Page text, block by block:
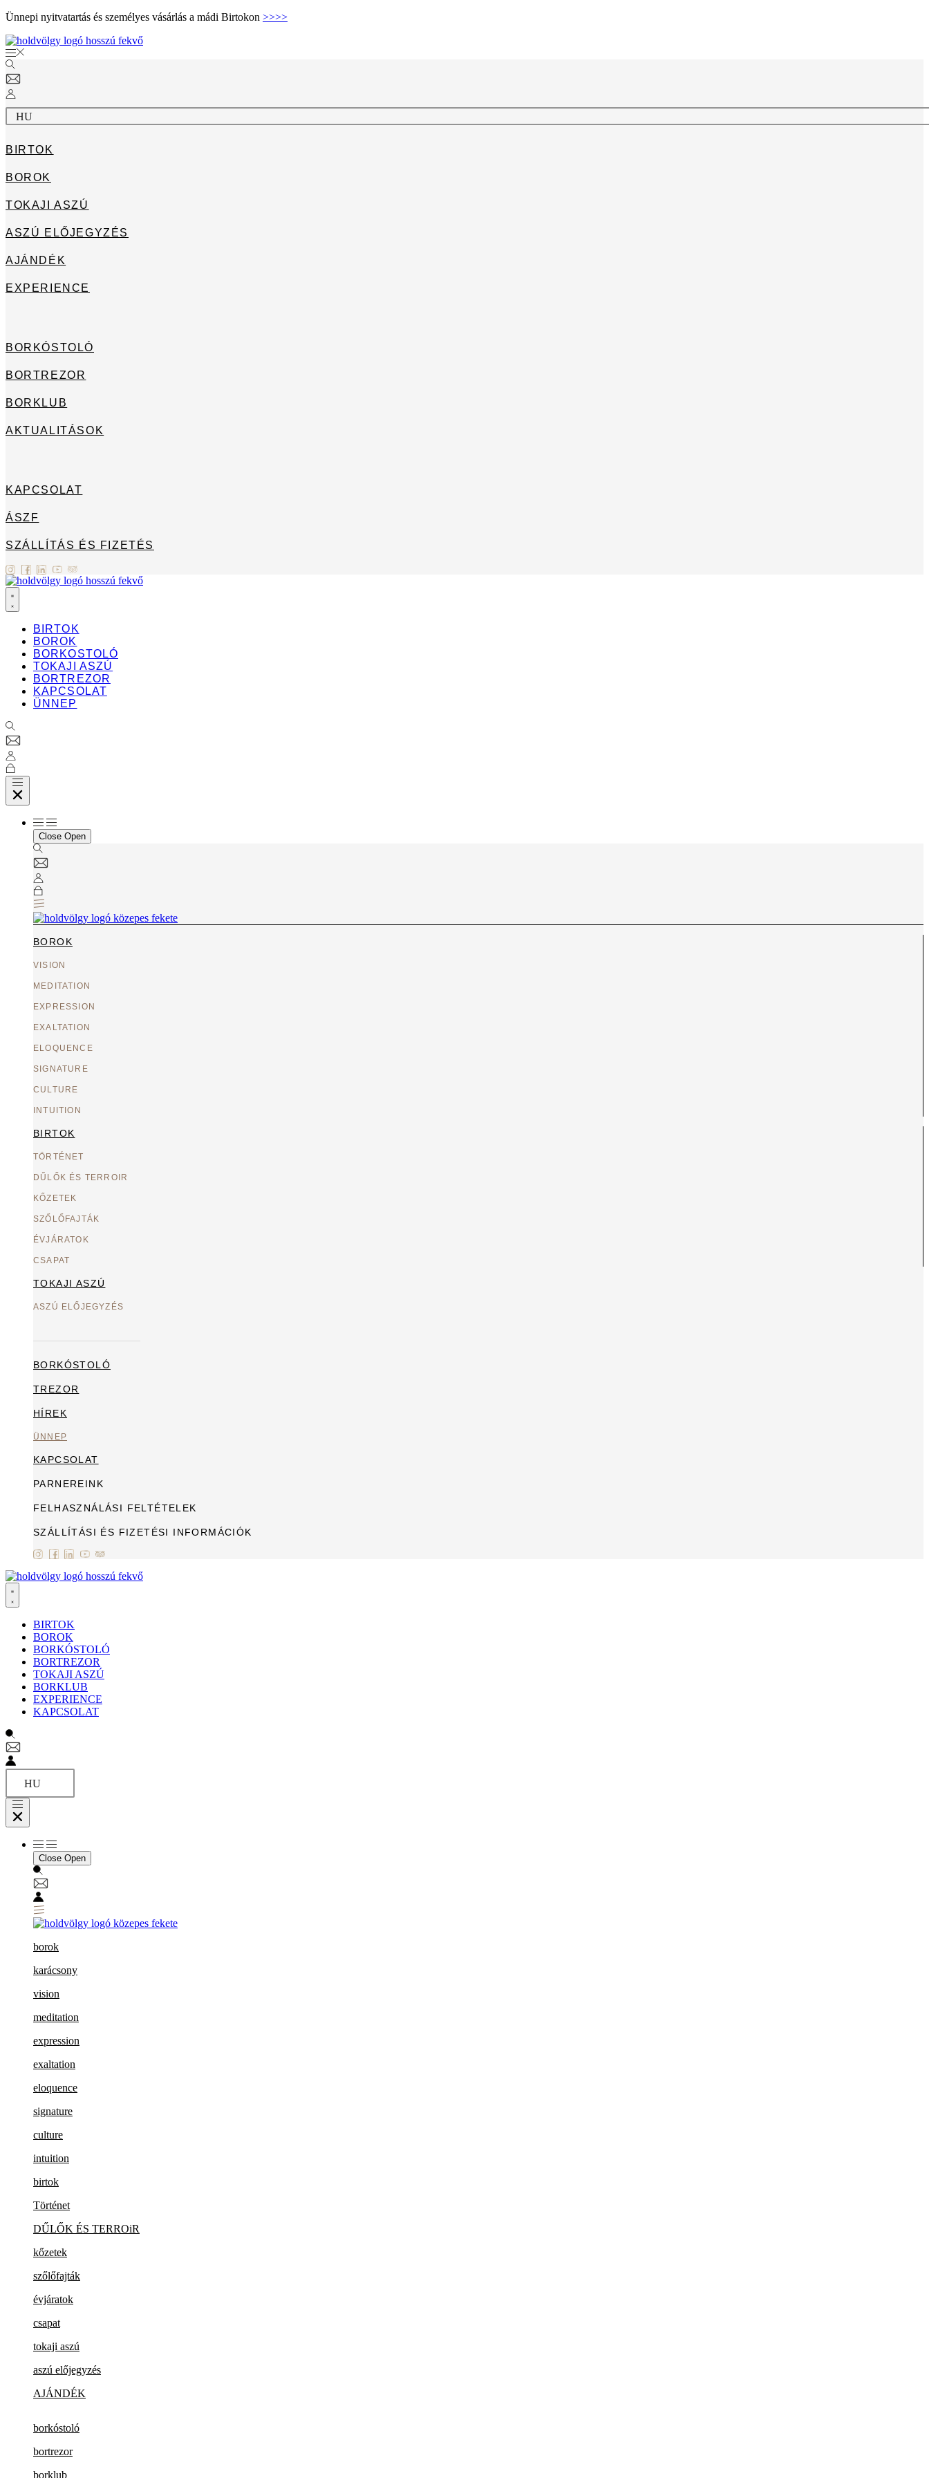
Ugrás
tartalomhoz
Ünnepi nyitvatartás és személyes vásárlás a mádi Birtokon >>>>
HU
BIRTOK
BOROK
TOKAJI ASZÚ
ASZÚ ELŐJEGYZÉS
AJÁNDÉK
EXPERIENCE
BORKÓSTOLÓ
BORTREZOR
BORKLUB
AKTUALITÁSOK
KAPCSOLAT
ÁSZF
SZÁLLÍTÁS ÉS FIZETÉS
BIRTOK
BOROK
BORKOSTOLÓ
TOKAJI ASZÚ
BORTREZOR
KAPCSOLAT
ÜNNEP
Close Open
BOROK
VISION
MEDITATION
EXPRESSION
EXALTATION
ELOQUENCE
SIGNATURE
CULTURE
INTUITION
BIRTOK
TÖRTÉNET
DŰLŐK ÉS TERROIR
KŐZETEK
SZŐLŐFAJTÁK
ÉVJÁRATOK
CSAPAT
TOKAJI ASZÚ
ASZÚ ELŐJEGYZÉS
BORKÓSTOLÓ
TREZOR
HÍREK
ÜNNEP
KAPCSOLAT
PARNEREINK
FELHASZNÁLÁSI FELTÉTELEK
SZÁLLÍTÁSI ÉS FIZETÉSI INFORMÁCIÓK
BIRTOK
BOROK
BORKÓSTOLÓ
BORTREZOR
TOKAJI ASZÚ
BORKLUB
EXPERIENCE
KAPCSOLAT
HU
Close Open
borok
karácsony
vision
meditation
expression
exaltation
eloquence
signature
culture
intuition
birtok
Történet
DŰLŐK ÉS TERROiR
kőzetek
szőlőfajták
évjáratok
csapat
tokaji aszú
aszú előjegyzés
AJÁNDÉK
borkóstoló
bortrezor
borklub